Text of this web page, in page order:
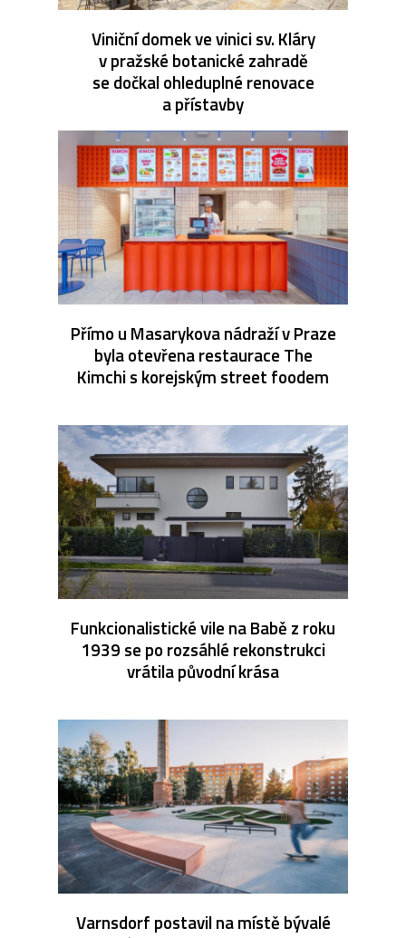
Viniční domek ve vinici sv. Kláry
v pražské botanické zahradě
se dočkal ohleduplné renovace
a přístavby
Přímo u Masarykova nádraží v Praze
byla otevřena restaurace The
Kimchi s korejským street foodem
Funkcionalistické vile na Babě z roku
1939 se po rozsáhlé rekonstrukci
vrátila původní krása
Varnsdorf postavil na místě bývalé